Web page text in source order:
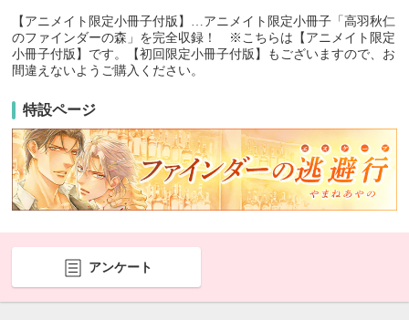
【アニメイト限定小冊子付版】…アニメイト限定小冊子「高羽秋仁
のファインダーの森」を完全収録！ ※こちらは【アニメイト限定
小冊子付版】です。【初回限定小冊子付版】もございますので、お
間違えないようご購入ください。
特設ページ
アンケート